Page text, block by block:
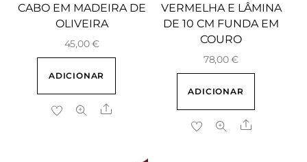
CABO EM MADEIRA DE
OLIVEIRA
45,00€
ADICIONAR
Share
VERMELHA E LÂMINA
DE 10 CM FUNDA EM
COURO
78,00€
ADICIONAR
Share